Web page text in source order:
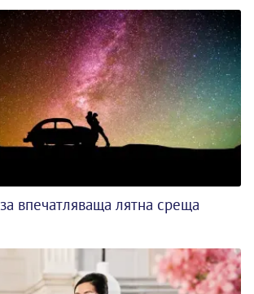
впечатляваща лятна среща